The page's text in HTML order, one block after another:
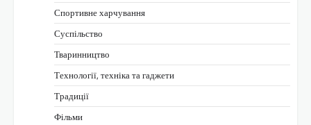
Спортивне харчування
Суспільство
Тваринництво
Технології, техніка та гаджети
Традиції
Фільми